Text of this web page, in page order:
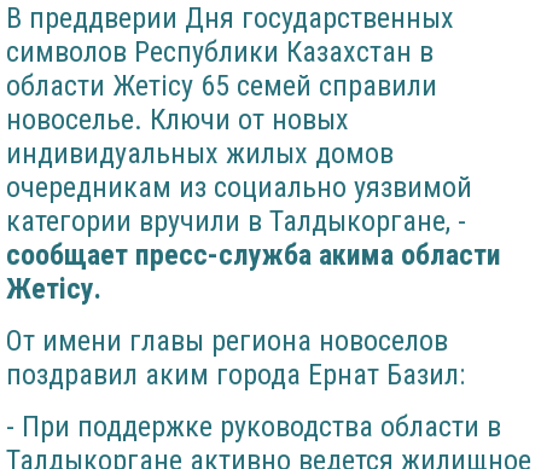
В преддверии Дня государственных
символов Республики Казахстан в
области Жетiсу 65 семей справили
новоселье. Ключи от новых
индивидуальных жилых домов
очередникам из социально уязвимой
категории вручили в Талдыкоргане, -
сообщает пресс-служба акима области
Жетiсу.
От имени главы региона новоселов
поздравил аким города Ернат Базил:
- При поддержке руководства области в
Талдыкоргане активно ведется жилищное